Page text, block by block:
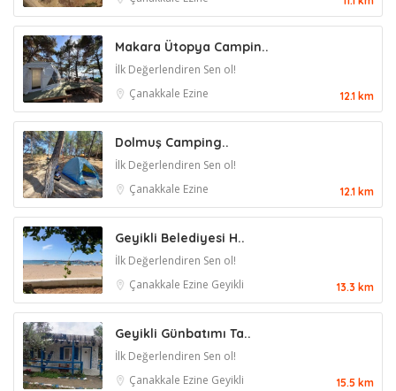
Makara Ütopya Campin..
İlk Değerlendiren Sen ol!
Çanakkale Ezine 12.1 km
Dolmuş Camping..
İlk Değerlendiren Sen ol!
Çanakkale Ezine 12.1 km
Geyikli Belediyesi H..
İlk Değerlendiren Sen ol!
Çanakkale Ezine Geyikli 13.3 km
Geyikli Günbatımı Ta..
İlk Değerlendiren Sen ol!
Çanakkale Ezine Geyikli 15.5 km